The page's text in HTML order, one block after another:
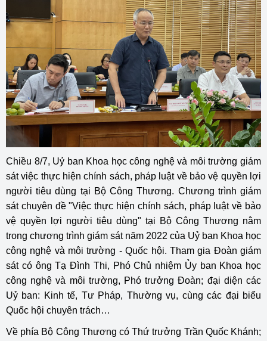
Chiều 8/7, Uỷ ban Khoa học công nghệ và môi trường giám
sát việc thực hiện chính sách, pháp luật về bảo vệ quyền lợi
người tiêu dùng tại Bộ Công Thương. Chương trình giám
sát chuyên đề "Việc thực hiện chính sách, pháp luật về bảo
vệ quyền lợi người tiêu dùng" tại Bộ Công Thương nằm
trong chương trình giám sát năm 2022 của Uỷ ban Khoa học
công nghệ và môi trường - Quốc hội. Tham gia Đoàn giám
sát có ông Tạ Đình Thi, Phó Chủ nhiệm Ủy ban Khoa học
công nghệ và môi trường, Phó trưởng Đoàn; đại diện các
Uỷ ban: Kinh tế, Tư Pháp, Thường vụ, cùng các đại biểu
Quốc hội chuyên trách…
Về phía Bộ Công Thương có Thứ trưởng Trần Quốc Khánh;